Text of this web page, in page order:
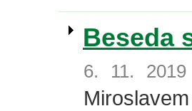
Beseda
6. 11. 2019